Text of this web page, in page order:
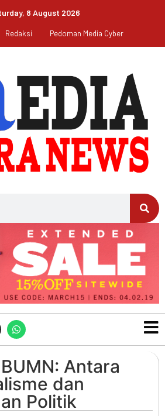
8 August 2026
Redaksi Pedoman Media Cyber
Antara
dan
Politik